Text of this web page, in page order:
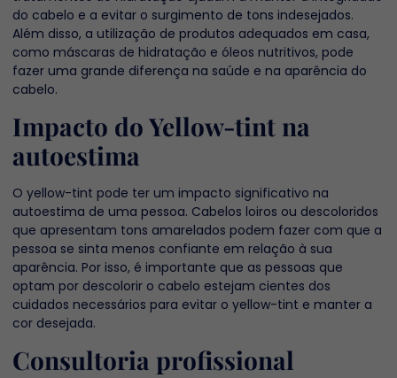
do cabelo e a evitar o surgimento de tons indesejados.
Além disso, a utilização de produtos adequados em casa,
como máscaras de hidratação e óleos nutritivos, pode
fazer uma grande diferença na saúde e na aparência do
cabelo.
Impacto do Yellow-tint na
autoestima
O yellow-tint pode ter um impacto significativo na
autoestima de uma pessoa. Cabelos loiros ou descoloridos
que apresentam tons amarelados podem fazer com que a
pessoa se sinta menos confiante em relação à sua
aparência. Por isso, é importante que as pessoas que
optam por descolorir o cabelo estejam cientes dos
cuidados necessários para evitar o yellow-tint e manter a
cor desejada.
Consultoria profissional